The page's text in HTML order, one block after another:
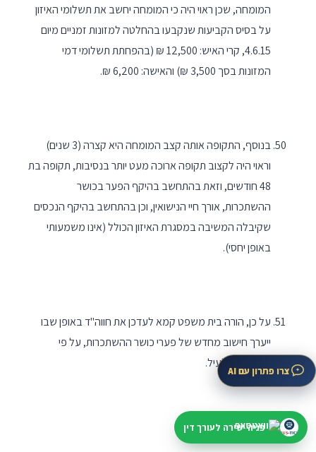
המומחה, שכן ראוי היה כי המומחה יחשב את תשלומי האיזון
על בסיס הקביעות שנקבעו בהחלטה למזונות זמניים מיום
4.6.15, קרי האיש: 12,500 ₪ (בהפחתת תשלומי דמי
המזונות בסך 3,500 ₪) והאישה: 6,200 ₪.
בנוסף, התקופה אותה קצב המומחה היא קצרה (3 שנים)
וראוי היה לקצוב תקופה ארוכה מעט יותר בנסיבות, תקופה בת
48 חודשים, וזאת בהתחשב בהיקף הפער בכושר
ההשתכרות, אורך חיי הנישואין, וכן בהתחשב בהיקף הנכסים
שקיבלה המשיבה במסגרת האיזון הכולל (אינו משמעותי
באופן יחסי).
על כן, הורה בית משפט קמא לעדכן את חווה"ד באופן שבו
ייערך חישוב מחדש של פערי כושר ההשתכרות, על פי
ההנחיות שלעיל.
טענות המערער,
צרו פתרון עם AI
פניה ישירה לעורך דין